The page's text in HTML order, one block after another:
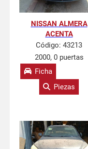
NISSAN ALMERA
ACENTA
Código: 43213
2000, 0 puertas
Ficha
Piezas